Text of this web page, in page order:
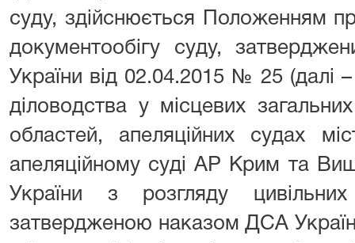
суду, здійснюється Положенням
документообігу суду,
України від 02.04.2015 № 25 (далі
діловодства у місцевих
областей, апеляційних судах
апеляційному суді АР Крим та
України з розгляду
затвердженою наказом ДСА